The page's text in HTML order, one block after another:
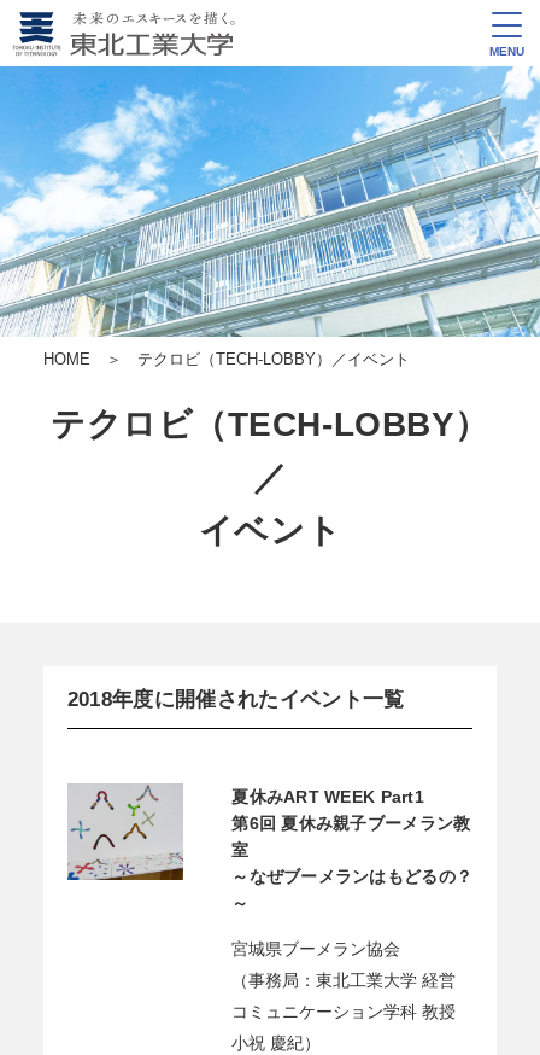
MENU
HOME ＞ テクロビ（TECH-LOBBY）／イベント
テクロビ（TECH-LOBBY）
／
イベント
2018年度に開催されたイベント一覧
夏休みART WEEK Part1
第6回 夏休み親子ブーメラン教
室
～なぜブーメランはもどるの？
～
宮城県ブーメラン協会
（事務局：東北工業大学 経営
コミュニケーション学科 教授
小祝 慶紀）